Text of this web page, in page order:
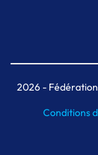
2026- Fédération
Conditions